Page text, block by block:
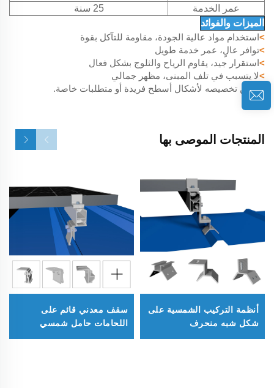
عمر الخدمة
25 سنة
الميزات والفوائد
>استخدام مواد عالية الجودة، مقاومة للتآكل بقوة
>توافر عالٍ، عمر خدمة طويل
>استقرار جيد، يقاوم الرياح والثلوج بشكل فعال
>لا يتسبب في تلف المبنى، مظهر جمالي
>يمكن تخصيصه لأشكال أسطح فريدة أو متطلبات خاصة.
المنتجات الموصى بها
أنظمة التركيب الشمسية على
شكل شبه منحرف
سقف معدني قائم على
اللحامات حامل شمسي